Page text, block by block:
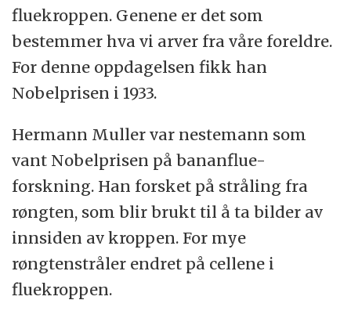
fluekroppen. Genene er det som
bestemmer hva vi arver fra våre foreldre.
For denne oppdagelsen fikk han
Nobelprisen i 1933.
Hermann Muller var nestemann som
vant Nobelprisen på bananflue-
forskning. Han forsket på stråling fra
røngten, som blir brukt til å ta bilder av
innsiden av kroppen. For mye
røngtenstråler endret på cellene i
fluekroppen.